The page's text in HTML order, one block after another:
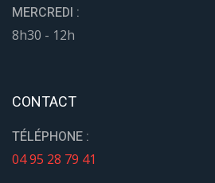
MERCREDI :
8h30 - 12h
CONTACT
TÉLÉPHONE :
04 95 28 79 41